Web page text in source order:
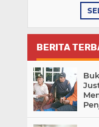
BERITA